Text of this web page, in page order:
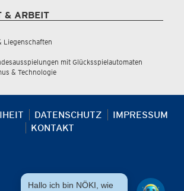
& ARBEIT
Liegenschaften
mit Glücksspielautomaten
& Technologie
DATENSCHUTZ
IMPRESSUM
KONTAKT
Hallo ich bin NÖKI, wie